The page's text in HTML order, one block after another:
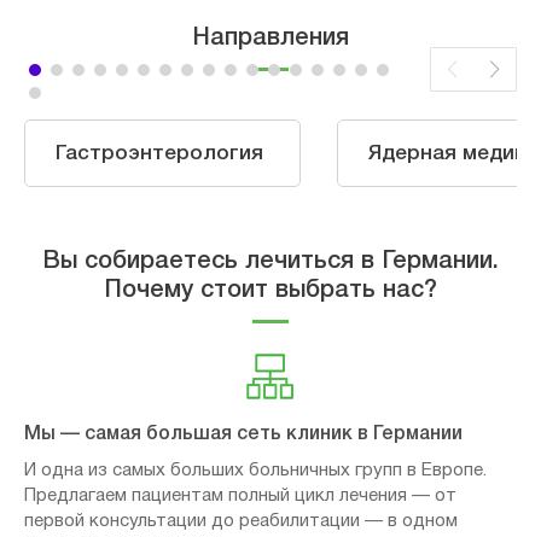
Направления
Гастроэнтерология Ядерная
Вы собираетесь лечиться в Германии.
Почему стоит выбрать нас?
Мы — самая большая сеть клиник в Германии
И одна из самых больших больничных групп в Европе.
Предлагаем пациентам полный цикл лечения — от
первой консультации до реабилитации — в одном